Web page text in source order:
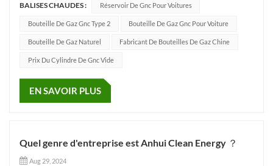
naturel comprimé pour véhicules, des bouteilles de gaz
industrielles et des bouteilles de lutte contre l'incendie...
BALISES CHAUDES : Réservoir De Gnc Pour Voitures
Bouteille De Gaz Gnc Type 2 Bouteille De Gaz Gnc Pour Voiture
Bouteille De Gaz Naturel Fabricant De Bouteilles De Gaz Chine
Prix Du Cylindre De Gnc Vide
EN SAVOIR PLUS
Quel genre d'entreprise est Anhui Clean Energy ？
Aug 29, 2024